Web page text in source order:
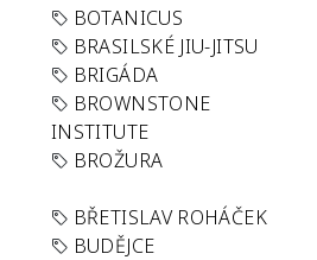
BOTANICUS
BRASILSKÉ JIU-JITSU
BRIGÁDA
BROWNSTONE
INSTITUTE
BROŽURA
BŘETISLAV ROHÁČEK
BUDĚJCE